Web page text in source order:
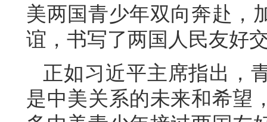
美两国青少年双向奔赴，
谊，书写了两国人民友好
正如习近平主席指出，
是中美关系的未来和希望